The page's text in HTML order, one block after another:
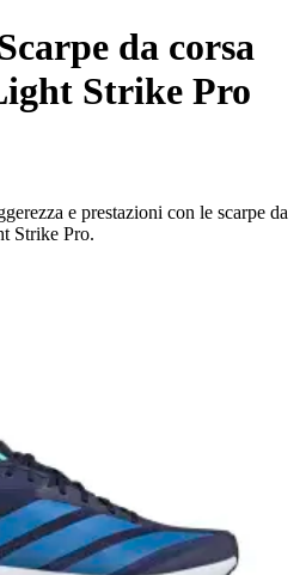
da corsa
Strike Pro
e prestazioni con le scarpe da
Strike Pro.